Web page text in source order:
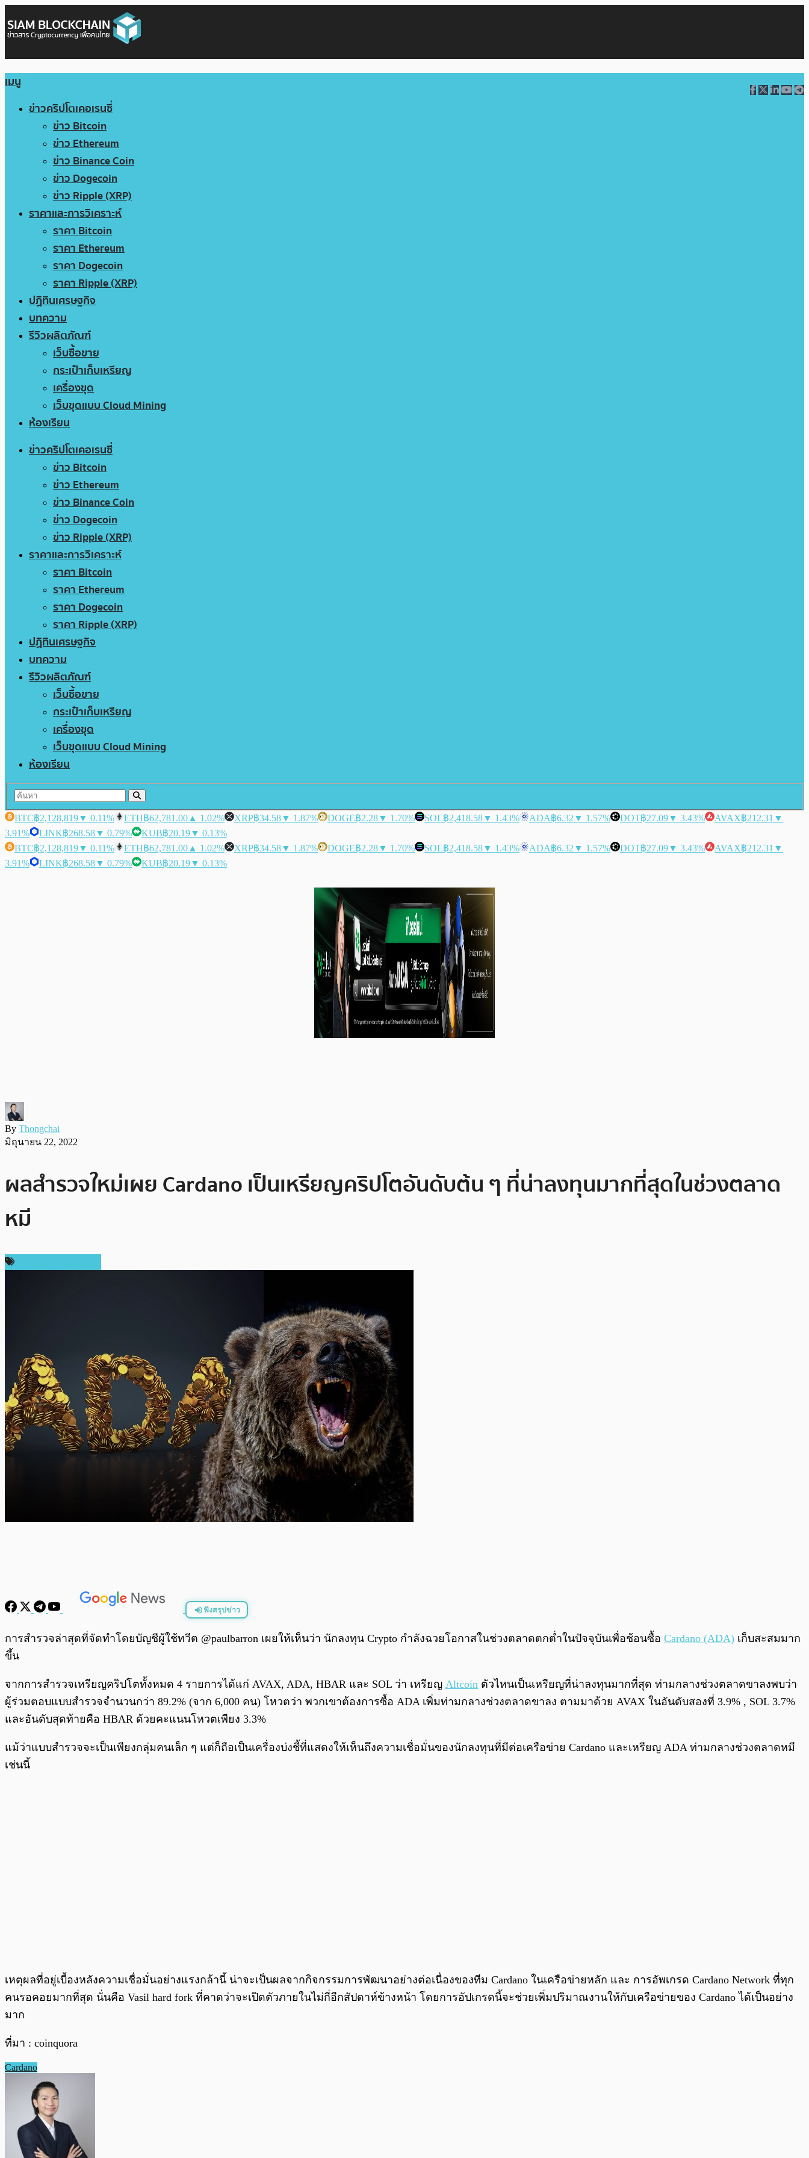
เมนู
ข่าวคริปโตเคอเรนซี่
ข่าว Bitcoin
ข่าว Ethereum
ข่าว Binance Coin
ข่าว Dogecoin
ข่าว Ripple (XRP)
ราคาและการวิเคราะห์
ราคา Bitcoin
ราคา Ethereum
ราคา Dogecoin
ราคา Ripple (XRP)
ปฏิทินเศรษฐกิจ
บทความ
รีวิวผลิตภัณฑ์
เว็บซื้อขาย
กระเป๋าเก็บเหรียญ
เครื่องขุด
เว็บขุดแบบ Cloud Mining
ห้องเรียน
ข่าวคริปโตเคอเรนซี่
ข่าว Bitcoin
ข่าว Ethereum
ข่าว Binance Coin
ข่าว Dogecoin
ข่าว Ripple (XRP)
ราคาและการวิเคราะห์
ราคา Bitcoin
ราคา Ethereum
ราคา Dogecoin
ราคา Ripple (XRP)
ปฏิทินเศรษฐกิจ
บทความ
รีวิวผลิตภัณฑ์
เว็บซื้อขาย
กระเป๋าเก็บเหรียญ
เครื่องขุด
เว็บขุดแบบ Cloud Mining
ห้องเรียน
BTC฿2,128,819▼ 0.11% ETH฿62,781.00 ▲ 1.02% XRP฿34.58▼ 1.87% DOGE฿2.28▼ 1.70% SOL฿2,418.58▼ 1.43% ADA฿6.32 ▼ 1.57% DOT฿27.09▼ 3.43% AVAX฿212.31 ▼
3.91%
LINK฿268.58▼ 0.79% KUB฿20.19▼ 0.13%
BTC฿2,128,819▼ 0.11% ETH฿62,781.00 ▲ 1.02% XRP฿34.58▼ 1.87% DOGE฿2.28▼ 1.70% SOL฿2,418.58▼ 1.43% ADA฿6.32 ▼ 1.57% DOT฿27.09▼ 3.43% AVAX฿212.31 ▼
3.91%
LINK฿268.58▼ 0.79% KUB฿20.19▼ 0.13%
By Thongchai
มิถุนายน 22, 2022
ผลสำรวจใหม่เผย Cardano เป็นเหรียญคริปโตอันดับต้น ๆ ที่น่าลงทุนมากที่สุดในช่วงตลาด
หมี
ฟังสรุปข่าว
พร้อมเล่น 0:00 /
การสำรวจล่าสุดที่จัดทำโดยบัญชีผู้ใช้ทวีต @paulbarron เผยให้เห็นว่า นักลงทุน Crypto กำลังฉวยโอกาสในช่วงตลาดตกต่ำในปัจจุบันเพื่อช้อนซื้อ Cardano (ADA) เก็บสะสมมาก
ขึ้น
จากการสำรวจเหรียญคริปโตทั้งหมด 4 รายการได้แก่ AVAX, ADA, HBAR และ SOL ว่า เหรียญ Altcoin ตัวไหนเป็นเหรียญที่น่าลงทุนมากที่สุด ท่ามกลางช่วงตลาดขาลงพบว่า
ผู้ร่วมตอบแบบสำรวจจำนวนกว่า 89.2% (จาก 6,000 คน) โหวตว่า พวกเขาต้องการซื้อ ADA เพิ่มท่ามกลางช่วงตลาดขาลง ตามมาด้วย AVAX ในอันดับสองที่ 3.9% , SOL 3.7%
และอันดับสุดท้ายคือ HBAR ด้วยคะแนนโหวตเพียง 3.3%
แม้ว่าแบบสำรวจจะเป็นเพียงกลุ่มคนเล็ก ๆ แต่ก็ถือเป็นเครื่องบ่งชี้ที่แสดงให้เห็นถึงความเชื่อมั่นของนักลงทุนที่มีต่อเครือข่าย Cardano และเหรียญ ADA ท่ามกลางช่วงตลาดหมี
เช่นนี้
เหตุผลที่อยู่เบื้องหลังความเชื่อมั่นอย่างแรงกล้านี้ น่าจะเป็นผลจากกิจกรรมการพัฒนาอย่างต่อเนื่องของทีม Cardano ในเครือข่ายหลัก และ การอัพเกรด Cardano Network ที่ทุก
คนรอคอยมากที่สุด นั่นคือ Vasil hard fork ที่คาดว่าจะเปิดตัวภายในไม่กี่อีกสัปดาห์ข้างหน้า โดยการอัปเกรดนี้จะช่วยเพิ่มปริมาณงานให้กับเครือข่ายของ Cardano ได้เป็นอย่าง
มาก
ที่มา : coinquora
Cardano